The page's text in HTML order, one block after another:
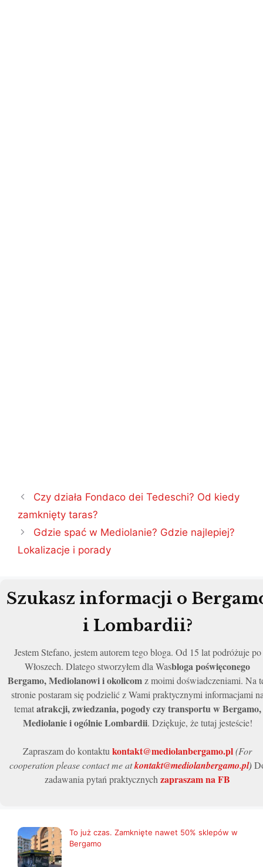
Nawigacja
wpisu
Czy działa Fondaco dei Tedeschi? Od kiedy
zamknięty taras?
Gdzie spać w Mediolanie? Gdzie najlepiej?
Lokalizacje i porady
Szukasz informacji o
i Lombardii?
Jestem Stefano, jestem autorem tego bloga. Od 15 lat podróżuje po
Włoszech. Dlatego stworzyłem dla Wasbloga poświęconego
Bergamo, Mediolanowi i okolicomz moimi doświadczeniami. Na
stronie postaram się podzielić z Wami praktycznymi informacjami
tematatrakcji, zwiedzania, pogody czy transportu w Bergamo,
Mediolanie i ogólnie Lombardii. Dziękuje, że tutaj jesteście!
Zapraszam do kontaktu kontakt@mediolanbergamo.pl(For
cooperation please contact me atkontakt@mediolanbergamo.pl)
zadawania pytań praktycznych zapraszam na FB
To już czas. Zamknięte nawet 50% sklepów w
Bergamo